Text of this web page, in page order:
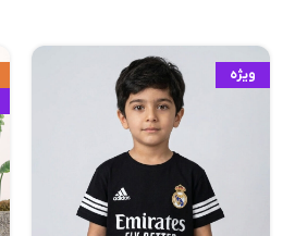
ویژه